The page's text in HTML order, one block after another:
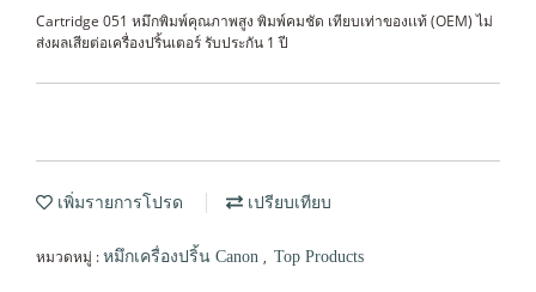
Cartridge 051 หมึกพิมพ์คุณภาพสูง พิมพ์คมชัด เทียบเท่าของเเท้ (OEM) ไม่
ส่งผลเสียต่อเครื่องปริ้นเตอร์ รับประกัน 1 ปี
เพิ่มรายการโปรด เปรียบเทียบ
หมวดหมู่ : หมึกเครื่องปริ้น Canon , Top Products